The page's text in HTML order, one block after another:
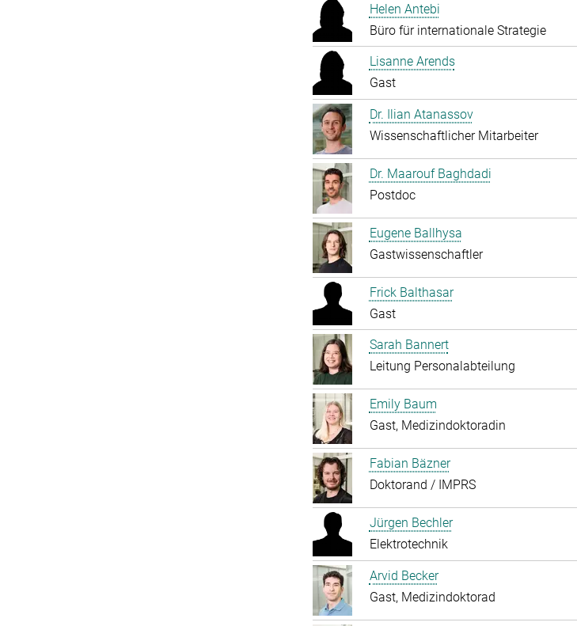
Helen Antebi
Büro für internationale Strategie
Lisanne Arends
Gast
Dr. Ilian Atanassov
Wissenschaftlicher Mitarbeiter
Dr. Maarouf Baghdadi
Postdoc
Eugene Ballhysa
Gastwissenschaftler
Frick Balthasar
Gast
Sarah Bannert
Leitung Personalabteilung
Emily Baum
Gast, Medizindoktoradin
Fabian Bäzner
Doktorand / IMPRS
Jürgen Bechler
Elektrotechnik
Arvid Becker
Gast, Medizindoktorad